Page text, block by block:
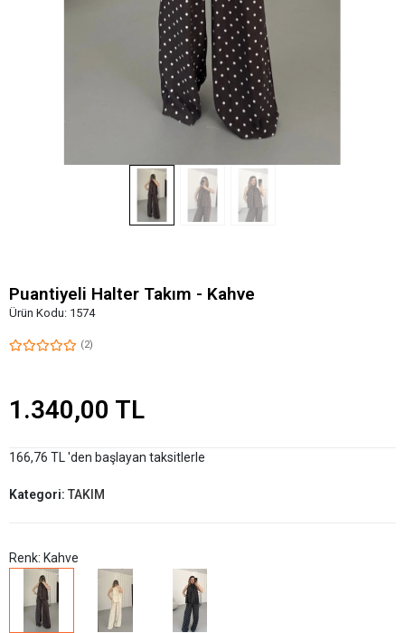
Puantiyeli Halter Takım - Kahve
Ürün Kodu: 1574
(2)
1.340,00 TL
166,76 TL 'den başlayan taksitlerle
Kategori: TAKIM
Renk: Kahve